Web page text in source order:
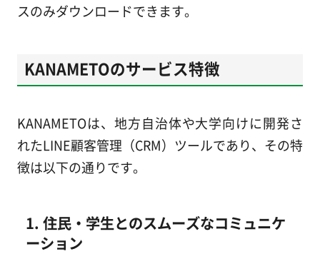
スのみダウンロードできます。
KANAMETOのサービス特徴
KANAMETOは、地方自治体や大学向けに開発さ
れたLINE顧客管理（CRM）ツールであり、その特
徴は以下の通りです。
1. 住民・学生とのスムーズなコミュニケ
ーション